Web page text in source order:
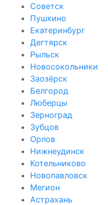
Советск
Пушкино
Екатеринбург
Дегтярск
Рыльск
Новосокольники
Заозёрск
Белгород
Люберцы
Зерноград
Зубцов
Орлов
Нижнеудинск
Котельниково
Новопавловск
Мегион
Астрахань